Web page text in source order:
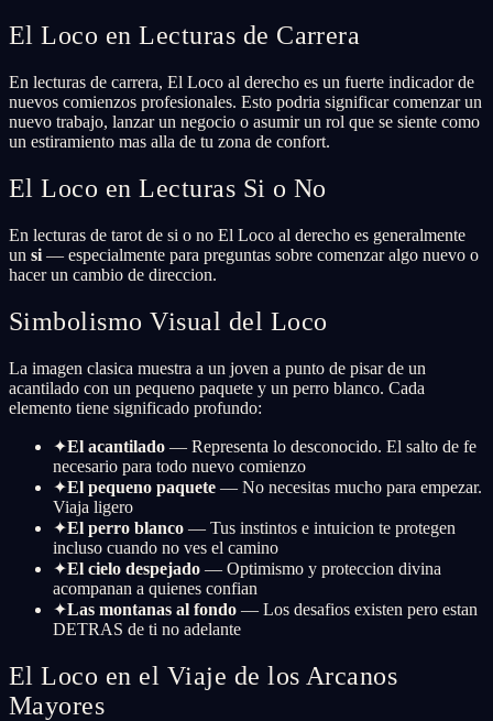
El Loco en Lecturas de Carrera
En lecturas de carrera, El Loco al derecho es un fuerte indicador de
nuevos comienzos profesionales. Esto podria significar comenzar un
nuevo trabajo, lanzar un negocio o asumir un rol que se siente como
un estiramiento mas alla de tu zona de confort.
El Loco en Lecturas Si o No
En lecturas de tarot de si o no El Loco al derecho es generalmente
un si — especialmente para preguntas sobre comenzar algo nuevo o
hacer un cambio de direccion.
Simbolismo Visual del Loco
La imagen clasica muestra a un joven a punto de pisar de un
acantilado con un pequeno paquete y un perro blanco. Cada
elemento tiene significado profundo:
✦El acantilado — Representa lo desconocido. El salto de fe
necesario para todo nuevo comienzo
✦El pequeno paquete — No necesitas mucho para empezar.
Viaja ligero
✦El perro blanco — Tus instintos e intuicion te protegen
incluso cuando no ves el camino
✦El cielo despejado — Optimismo y proteccion divina
acompanan a quienes confian
✦Las montanas al fondo — Los desafios existen pero estan
DETRAS de ti no adelante
El Loco en el Viaje de los Arcanos
Mayores